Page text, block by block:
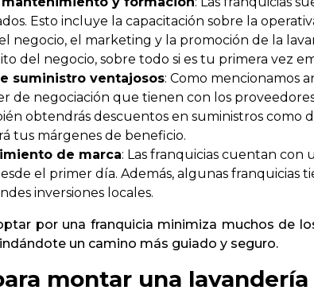
Esto incluye la capacitación sobre la
negocio, el marketing y la promoción de la
del negocio, sobre todo si es tu primera vez
suministro ventajosos: Como mencionamos
de negociación que tienen con los
obtendrás descuentos en suministros como
tus márgenes de beneficio.
de marca: Las franquicias cuentan
el primer día. Además, algunas
inversiones locales.
por una franquicia minimiza muchos de
un camino más guiado y seguro.
montar una